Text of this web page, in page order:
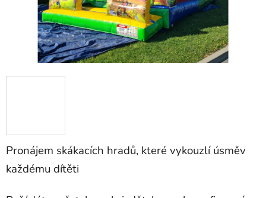
Pronájem skákacích hradů, které vykouzlí úsměv
každému dítěti